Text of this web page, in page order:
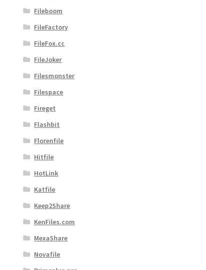
Fileboom
FileFactory
FileFox.cc
FileJoker
Filesmonster
Filespace
Fireget
Flashbit
Florenfile
Hitfile
HotLink
Katfile
Keep2Share
KenFiles.com
MexaShare
Novafile